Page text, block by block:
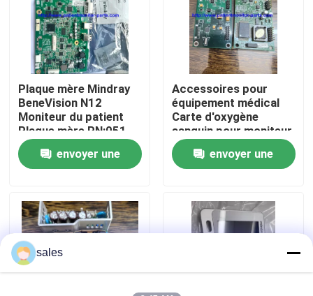
À propos de nous
Visite de l'usine
Contrôle de la qualité
Nous contacter
Demandez un devis
Pièces de moniteur de patient
Plaque mère Mindray
BeneVision N12
Moniteur du patient
Plaque mère PN:051-
002717-00
envoyer une
Accessoires pour
équipement médical
Carte d'oxygène
sanguin pour moniteur
patient Goldway
UT4000Aenvoyer une
sales